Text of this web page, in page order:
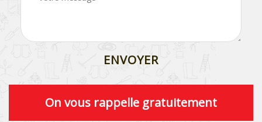
On vous rappelle gratuitement